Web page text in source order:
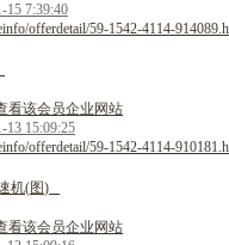
7:39:40
offerdetail/59-1542-4114-
看该会员企业网站
15:09:25
offerdetail/59-1542-4114-
机(图)
看该会员企业网站